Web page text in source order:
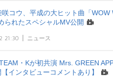
咲コウ、平成の大ヒット曲「
られたスペシャルMV公開
21:30 ニュース
・Kが初共演 Mrs. GREEN
インタビューコメントあり】